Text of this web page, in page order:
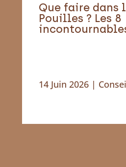
Que faire dans
Pouilles ? Les 8
14 Juin 2026|